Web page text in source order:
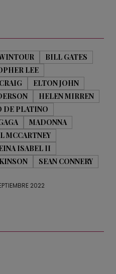
BILL GATES
LEE
ELTON JOHN
HELEN MIRREN
DE PLATINO
MADONNA
MCCARTNEY
ISABEL II
SEAN CONNERY
2022